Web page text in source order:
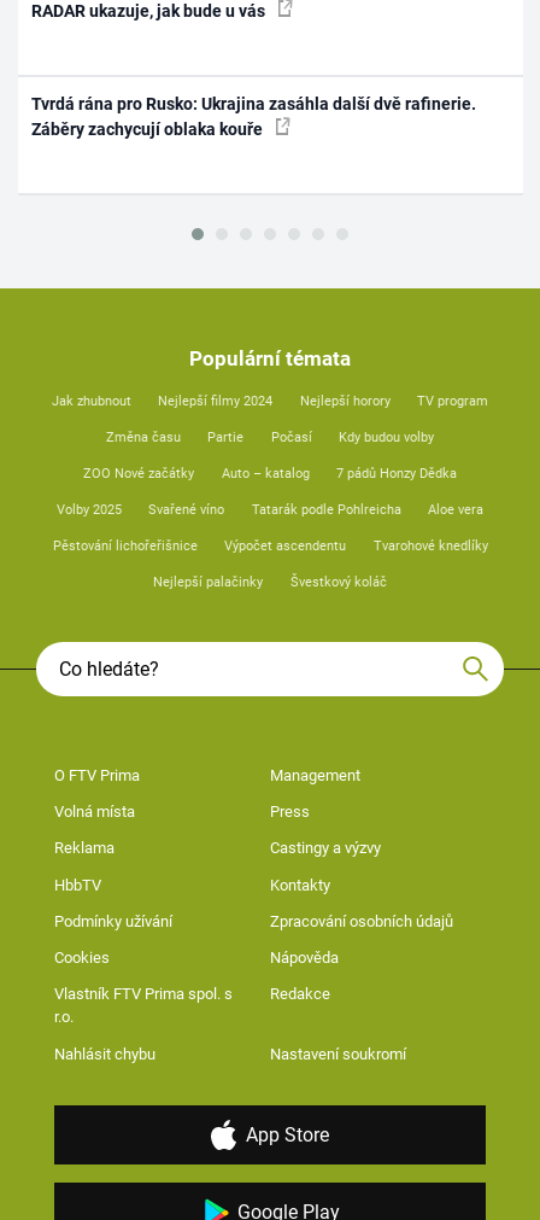
RADAR ukazuje, jak bude u vás
Tvrdá rána pro Rusko: Ukrajina zasáhla další dvě rafinerie.
Záběry zachycují oblaka kouře
Populární témata
Jak zhubnout Nejlepší filmy 2024 Nejlepší horory TV program
Změna času Partie Počasí Kdy budou volby
ZOO Nové začátky Auto – katalog 7 pádů Honzy Dědka
Volby 2025 Svařené víno Tatarák podle Pohlreicha Aloe vera
Pěstování lichořeřišnice Výpočet ascendentu Tvarohové knedlíky
Nejlepší palačinky Švestkový koláč
O FTV Prima Management
Volná místa Press
Reklama Castingy a výzvy
HbbTV Kontakty
Podmínky užívání Zpracování osobních údajů
Cookies Nápověda
Vlastník FTV Prima spol. s
r.o.
Redakce
Nahlásit chybu Nastavení soukromí
App Store
Google Play